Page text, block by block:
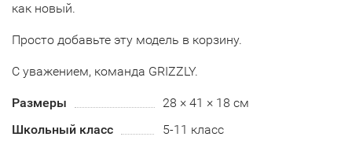
как новый.
Просто добавьте эту модель в корзину.
С уважением, команда GRIZZLY.
Размеры
28 × 41 × 18 см
Школьный класс
5-11 класс